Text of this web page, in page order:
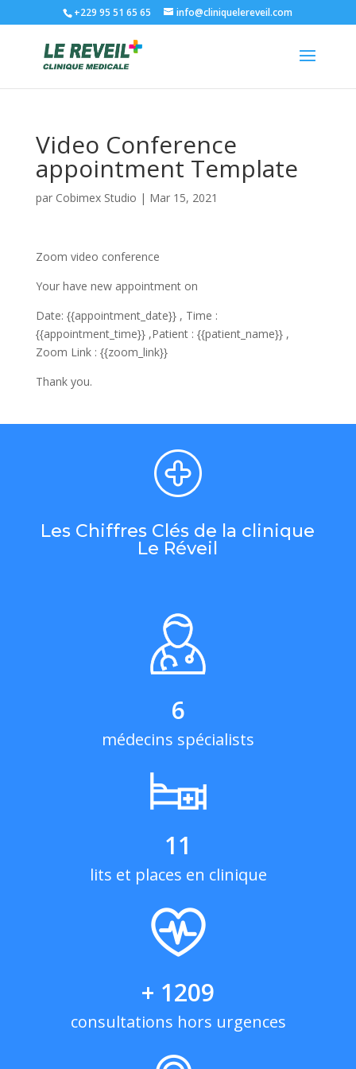
+229 95 51 65 65 info@cliniquelereveil.com
Video Conference
appointment Template
par Cobimex Studio | Mar 15, 2021
Zoom video conference
Your have new appointment on
Date: {{appointment_date}} , Time :
{{appointment_time}} ,Patient : {{patient_name}} ,
Zoom Link : {{zoom_link}}
Thank you.
Les Chiffres Clés de la clinique
Le Réveil
6
médecins spécialists
11
lits et places en clinique
+ 1209
consultations hors urgences